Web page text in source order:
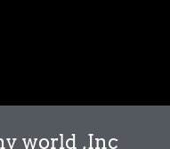
world ,Inc